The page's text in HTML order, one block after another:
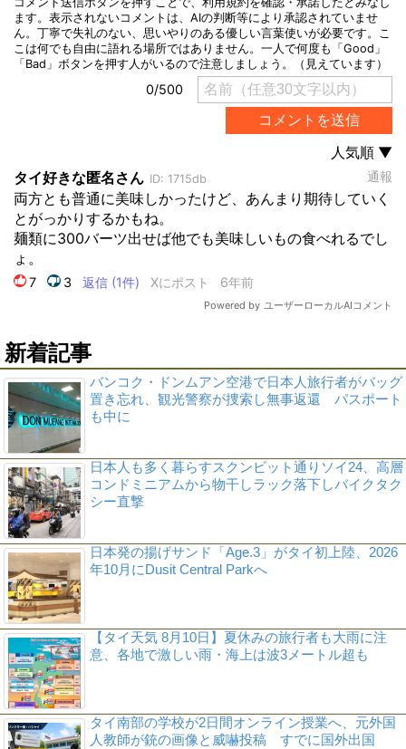
新着記事
バンコク・ドンムアン空港で日本人旅行者がバッグ
置き忘れ、観光警察が捜索し無事返還 パスポート
も中に
日本人も多く暮らすスクンビット通りソイ24、高層
コンドミニアムから物干しラック落下しバイクタク
シー直撃
日本発の揚げサンド「Age.3」がタイ初上陸、2026
年10月にDusit Central Parkへ
【タイ天気 8月10日】夏休みの旅行者も大雨に注
意、各地で激しい雨・海上は波3メートル超も
タイ南部の学校が2日間オンライン授業へ、元外国
人教師が銃の画像と威嚇投稿 すでに国外出国